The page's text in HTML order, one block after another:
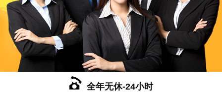
全年无休-24小时